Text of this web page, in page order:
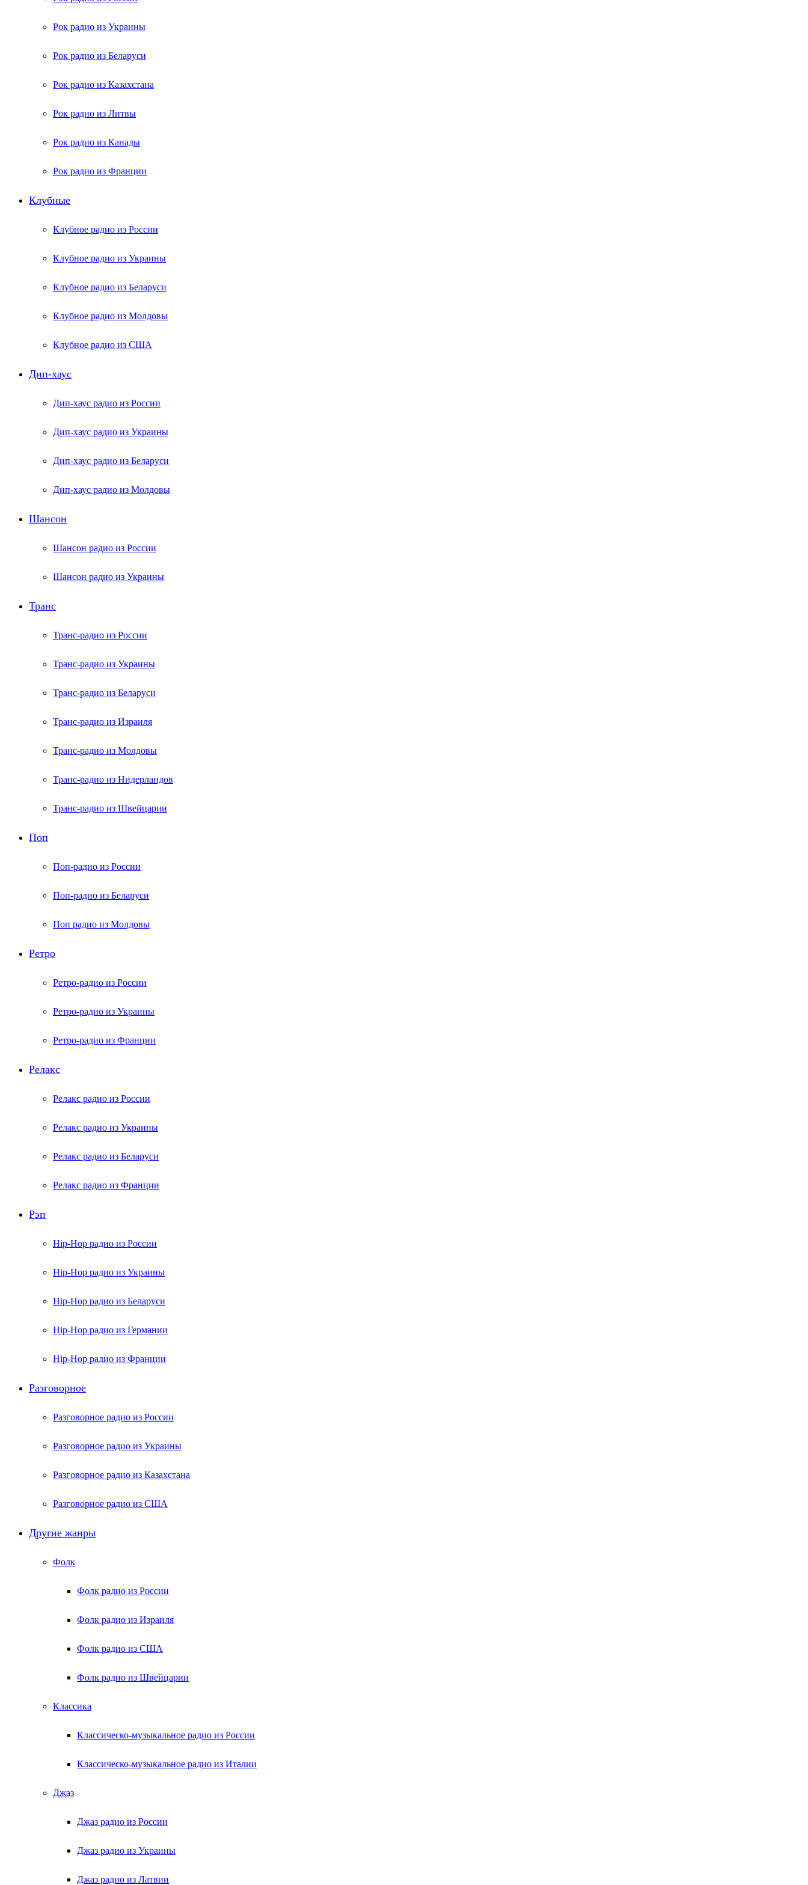
Рок радио из Украины
Рок радио из Беларуси
Рок радио из Казахстана
Рок радио из Литвы
Рок радио из Канады
Рок радио из Франции
Клубные
Клубное радио из России
Клубное радио из Украины
Клубное радио из Беларуси
Клубное радио из Молдовы
Клубное радио из США
Дип-хаус
Дип-хаус радио из России
Дип-хаус радио из Украины
Дип-хаус радио из Беларуси
Дип-хаус радио из Молдовы
Шансон
Шансон радио из России
Шансон радио из Украины
Транс
Транс-радио из России
Транс-радио из Украины
Транс-радио из Беларуси
Транс-радио из Израиля
Транс-радио из Молдовы
Транс-радио из Нидерландов
Транс-радио из Швейцарии
Поп
Поп-радио из России
Поп-радио из Беларуси
Поп радио из Молдовы
Ретро
Ретро-радио из России
Ретро-радио из Украины
Ретро-радио из Франции
Релакс
Релакс радио из России
Релакс радио из Украины
Релакс радио из Беларуси
Релакс радио из Франции
Рэп
Hip-Hop радио из России
Hip-Hop радио из Украины
Hip-Hop радио из Беларуси
Hip-Hop радио из Германии
Hip-Hop радио из Франции
Разговорное
Разговорное радио из России
Разговорное радио из Украины
Разговорное радио из Казахстана
Разговорное радио из США
Другие жанры
Фолк
Фолк радио из России
Фолк радио из Израиля
Фолк радио из США
Фолк радио из Швейцарии
Классика
Классическо-музыкальное радио из России
Классическо-музыкальное радио из Италии
Джаз
Джаз радио из России
Джаз радио из Украины
Джаз радио из Латвии